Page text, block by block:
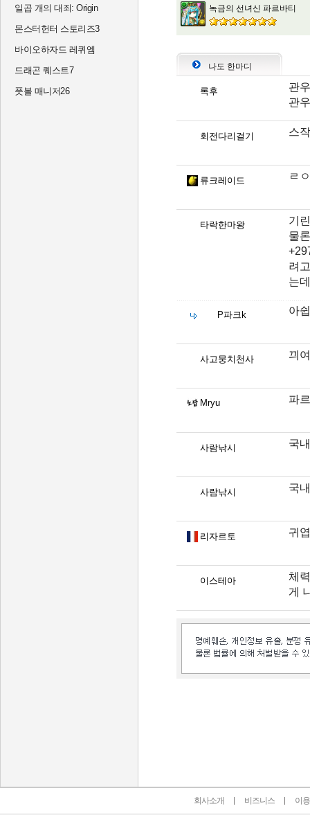
일곱 개의 대죄: Origin
몬스터헌터 스토리즈3
바이오하자드 레퀴엠
드래곤 퀘스트7
풋볼 매니저26
녹금의 선녀신 파르바티
나도 한마디
록후
관
관
회전다리걸기 스
류크레이드 ㄹ
타락한마왕
기
물
려
는
P파크k 아
사고뭉치천사 끠
Mryu 파
사람낚시 국
사람낚시 국
리자르토 귀
이스테아
체
게
회사소개 비즈니스 이